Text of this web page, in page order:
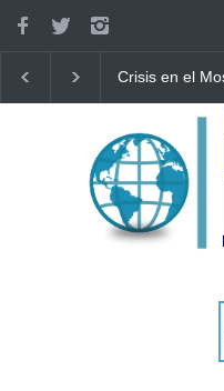
Crisis en el
contra el director
reorganización de